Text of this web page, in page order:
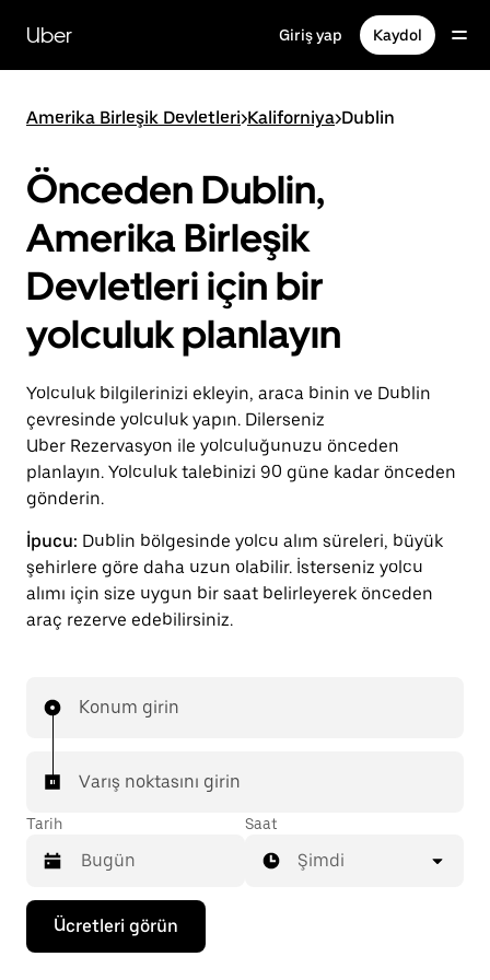
içeriğe
gidinUber Giriş yap Kaydol
Amerika Birleşik Devletleri>Kaliforniya>Dublin
Önceden Dublin,
Amerika Birleşik
Devletleri için bir
yolculuk planlayın
Yolculuk bilgilerinizi ekleyin, araca binin ve Dublin
çevresinde yolculuk yapın. Dilerseniz
Uber Rezervasyon ile yolculuğunuzu önceden
planlayın. Yolculuk talebinizi 90 güne kadar önceden
gönderin.
İpucu: Dublin bölgesinde yolcu alım süreleri, büyük
şehirlere göre daha uzun olabilir. İsterseniz yolcu
alımı için size uygun bir saat belirleyerek önceden
araç rezerve edebilirsiniz.
Konum girin
Varış noktasını girin
Tarih
Takvimle
etkileşime
geçmek
Saat
Şimdi
Ücretleri görün